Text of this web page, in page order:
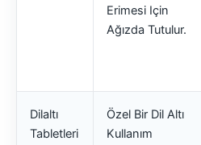
Erimesi Için
Ağızda Tutulur.
Dilaltı
Tabletleri
Özel Bir Dil Altı
Kullanım